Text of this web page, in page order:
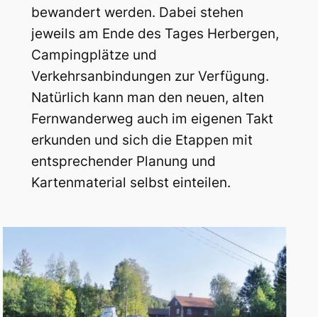
bewandert werden. Dabei stehen
jeweils am Ende des Tages Herbergen,
Campingplätze und
Verkehrsanbindungen zur Verfügung.
Natürlich kann man den neuen, alten
Fernwanderweg auch im eigenen Takt
erkunden und sich die Etappen mit
entsprechender Planung und
Kartenmaterial selbst einteilen.